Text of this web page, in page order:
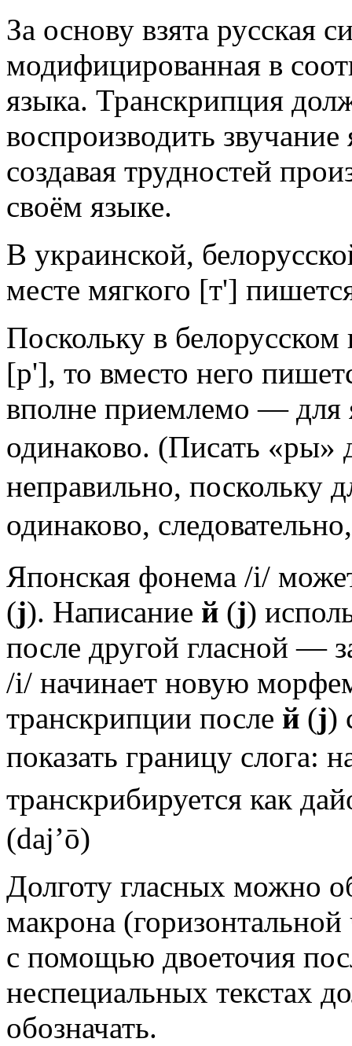
За основу взята русская
модифицированная в
языка. Транскрипция
воспроизводить
создавая трудностей
своём языке.
В украинской,
месте мягкого [т']
Поскольку в
[р'], то вместо него
вполне приемлемо — для
одинаково. (Писать «ры»
неправильно, поскольку
одинаково,
Японская фонема /i/
(j). Написание й (j)
после другой гласной —
/i/ начинает новую
транскрипции после й (j)
показать границу слога:
транскрибируется как
(daj’ō)
Долготу гласных можно
макрона
с помощью двоеточия
неспециальных текстах
обозначать.